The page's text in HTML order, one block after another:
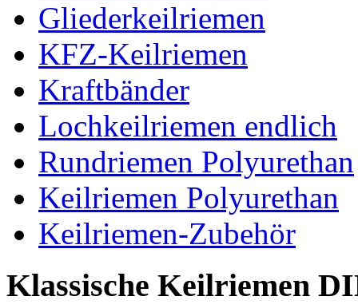
Gliederkeilriemen
KFZ-Keilriemen
Kraftbänder
Lochkeilriemen endlich
Rundriemen Polyurethan
Keilriemen Polyurethan
Keilriemen-Zubehör
Klassische Keilriemen